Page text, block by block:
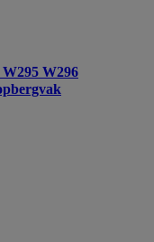
W295 W296